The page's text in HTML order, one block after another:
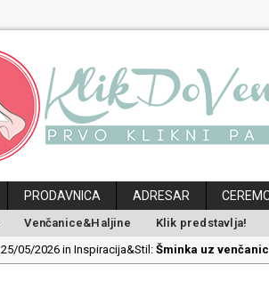
PRODAVNICA ADRESAR
Venčanice&Haljine Klik predstavlja!
25/05/2026 in Inspiracija&Stil: Šminka uz